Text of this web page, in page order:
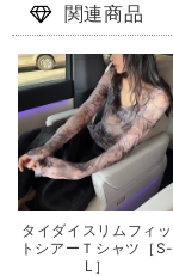
関連商品
タイダイスリムフィッ
トシアーＴシャツ［S-
L］